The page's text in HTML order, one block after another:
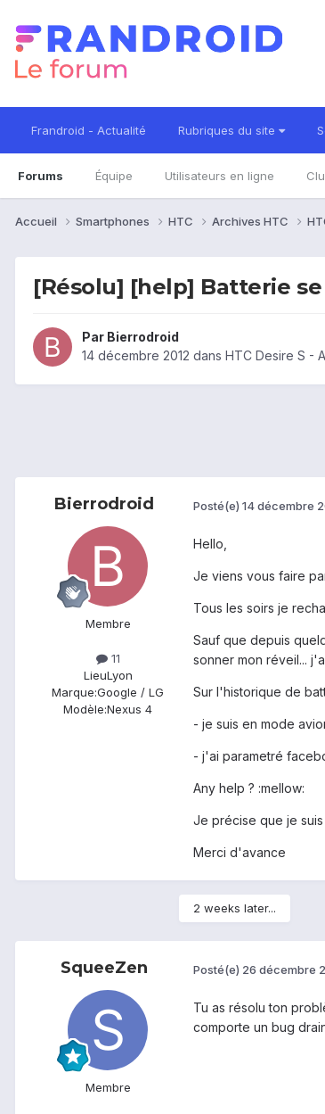
Frandroid - Actualité Rubriques du site
Forums Équipe Utilisateurs en ligne
Accueil Smartphones HTC Archives HTC
[Résolu] [help] Batterie
Par Bierrodroid
14 décembre 2012 dans HTC Desire S -
Bierrodroid
Membre
11
LieuLyon
Marque:Google / LG
Modèle:Nexus 4
Posté(e) 14 décembre
Hello,
Je viens vous faire
Tous les soirs je
Sauf que depuis
sonner mon réveil...
Sur l'historique de
- je suis en mode
- j'ai parametré
Any help ? :mellow:
Je précise que je suis
Merci d'avance
2 weeks later...
SqueeZen
Membre
Posté(e) 26 décembre
Tu as résolu ton
comporte un bug